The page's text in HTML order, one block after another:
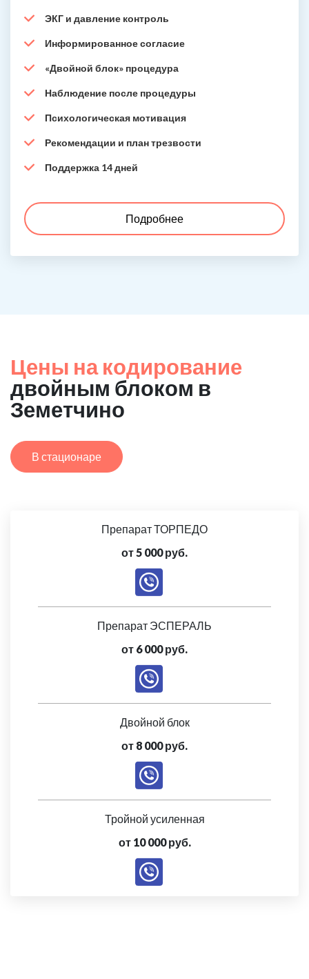
ЭКГ и давление контроль
Информированное согласие
«Двойной блок» процедура
Наблюдение после процедуры
Психологическая мотивация
Рекомендации и план трезвости
Поддержка 14 дней
Подробнее
Цены на кодирование
двойным блоком в
Земетчино
В стационаре
Препарат ТОРПЕДО
от 5 000 руб.
Препарат ЭСПЕРАЛЬ
от 6 000 руб.
Двойной блок
от 8 000 руб.
Тройной усиленная
от 10 000 руб.